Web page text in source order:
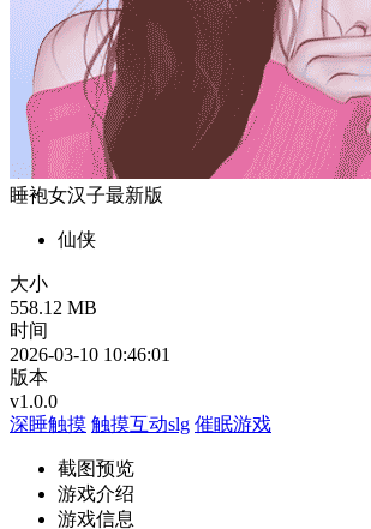
睡袍女汉子最新版
仙侠
大小
558.12 MB
时间
2026-03-10 10:46:01
版本
v1.0.0
深睡触摸 触摸互动slg 催眠游戏
截图预览
游戏介绍
游戏信息